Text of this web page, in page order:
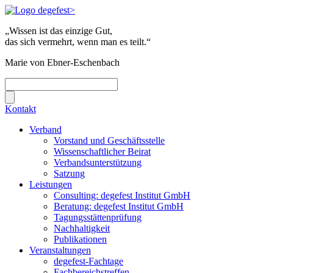
„Wissen ist das einzige Gut,
das sich vermehrt, wenn man es teilt.“
Marie von Ebner-Eschenbach
Kontakt
Verband
Vorstand und Geschäftsstelle
Wissenschaftlicher Beirat
Verbandsunterstützung
Satzung
Leistungen
Consulting: degefest Institut GmbH
Beratung: degefest Institut GmbH
Tagungsstättenprüfung
Nachhaltigkeit
Publikationen
Veranstaltungen
degefest-Fachtage